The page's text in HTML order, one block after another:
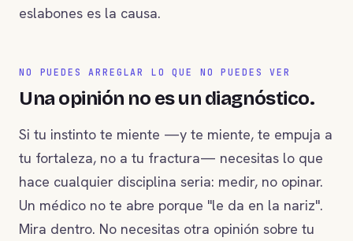
eslabones es la causa.
NO PUEDES ARREGLAR LO QUE NO PUEDES VER
Una opinión no es un diagnóstico.
Si tu instinto te miente —y te miente, te empuja a
tu fortaleza, no a tu fractura— necesitas lo que
hace cualquier disciplina seria: medir, no opinar.
Un médico no te abre porque "le da en la nariz".
Mira dentro. No necesitas otra opinión sobre tu